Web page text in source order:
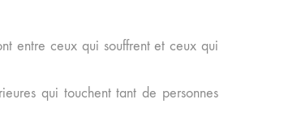
entre ceux qui souffrent et ceux qui
qui touchent tant de personnes